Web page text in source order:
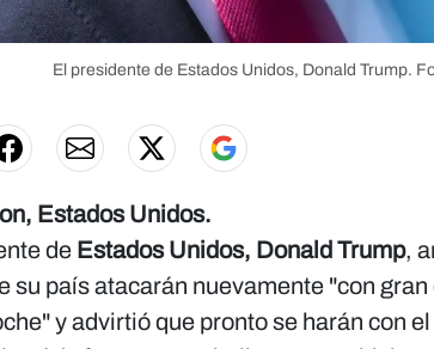
El presidente de Estados Unidos, Donald Trump.
Estados Unidos.
de Estados Unidos, Donald Trump,
su país atacarán nuevamente "con
y advirtió que pronto se harán con